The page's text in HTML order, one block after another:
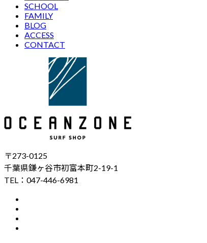
SCHOOL
FAMILY
BLOG
ACCESS
CONTACT
〒273-0125
千葉県鎌ヶ谷市初富本町2-19-1
TEL：047-446-6981